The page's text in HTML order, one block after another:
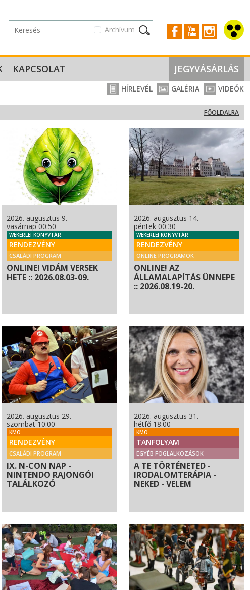
Archívum
KAPCSOLAT JEGYVÁSÁRLÁS
HÍRLEVÉL GALÉRIA VIDEÓK
FŐOLDALRA
2026. augusztus 9.
vasárnap 00:50
WEKERLEI KÖNYVTÁR
RENDEZVÉNY
CSALÁDI PROGRAM
ONLINE! VIDÁM VERSEK
HETE :: 2026.08.03-09.
2026. augusztus 14.
péntek 00:30
WEKERLEI KÖNYVTÁR
RENDEZVÉNY
ONLINE PROGRAMOK
ONLINE! AZ
ÁLLAMALAPÍTÁS ÜNNEPE
:: 2026.08.19-20.
2026. augusztus 29.
szombat 10:00
KMO
RENDEZVÉNY
CSALÁDI PROGRAM
IX. N-CON NAP -
NINTENDO RAJONGÓI
TALÁLKOZÓ
2026. augusztus 31.
hétfő 18:00
KMO
TANFOLYAM
EGYÉB FOGLALKOZÁSOK
A TE TÖRTÉNETED -
IRODALOMTERÁPIA -
NEKED - VELEM